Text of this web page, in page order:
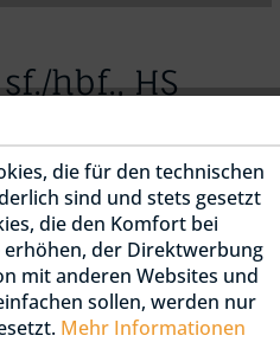
hbf., HS
Sichts.
die für den technischen
sind und stets gesetzt
die den Komfort bei
erhöhen, der Direktwerbung
mit anderen Websites und
sollen, werden nur
Mehr Informationen